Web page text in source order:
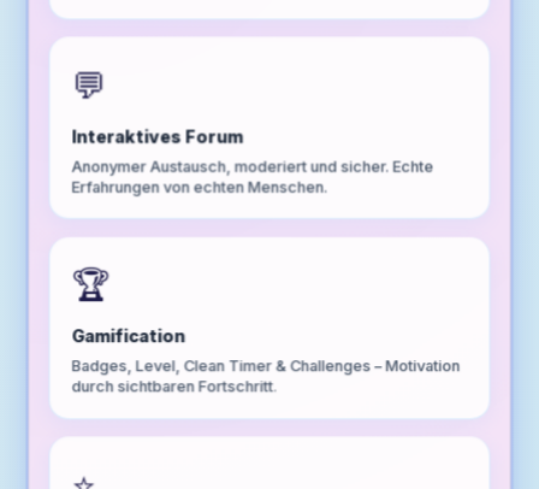
💬
Interaktives Forum
Anonymer Austausch, moderiert und sicher. Echte
Erfahrungen von echten Menschen.
🏆
Gamification
Badges, Level, Clean Timer & Challenges – Motivation
durch sichtbaren Fortschritt.